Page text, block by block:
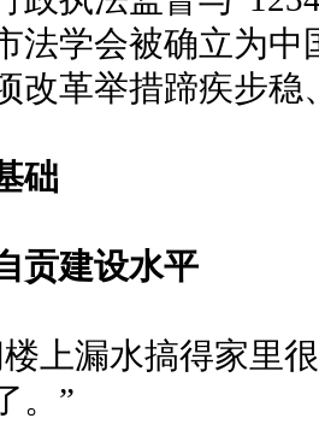
法学会被确立为
革举措蹄疾步稳
础
建设水平
漏水搞得家里很
。”